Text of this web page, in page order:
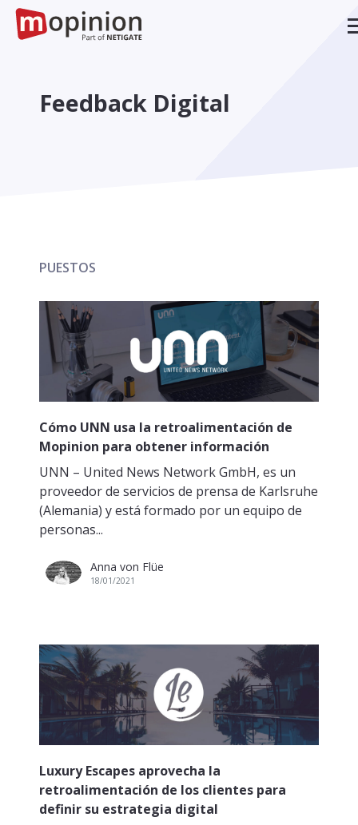
Feedback Digital
PUESTOS
Cómo UNN usa la retroalimentación de
Mopinion para obtener información
UNN – United News Network GmbH, es un
proveedor de servicios de prensa de Karlsruhe
(Alemania) y está formado por un equipo de
personas...
Anna von Flüe
18/01/2021
Luxury Escapes aprovecha la
retroalimentación de los clientes para
definir su estrategia digital